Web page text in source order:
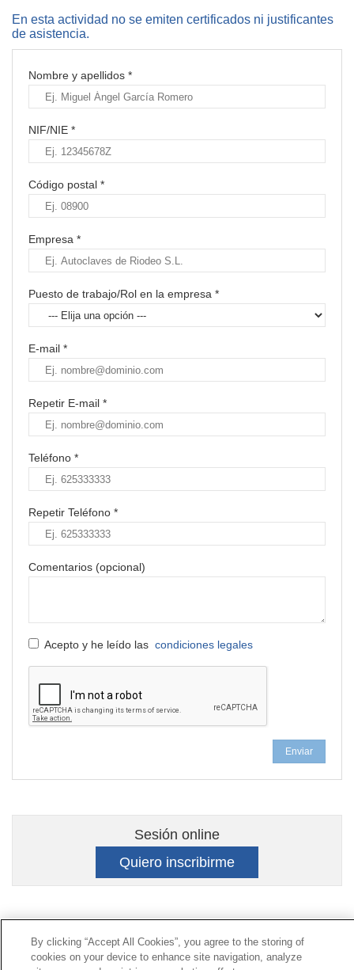
En esta actividad no se emiten certificados ni justificantes
de asistencia.
Nombre y apellidos *
NIF/NIE *
Código postal *
Empresa *
Puesto de trabajo/Rol en la empresa *
E-mail *
Repetir E-mail *
Teléfono *
Repetir Teléfono *
Comentarios (opcional)
Acepto y he leído las condiciones legales
Enviar
Sesión online
Quiero inscribirme
Contacto|Perfil del contratante|Reclamaciones
Línea Universal 900 203 203|Zona Privada Comisión de
Prestaciones Especiales|Zona Privada Proveedor
By clicking “Accept All Cookies”, you agree to the storing of
cookies on your device to enhance site navigation, analyze